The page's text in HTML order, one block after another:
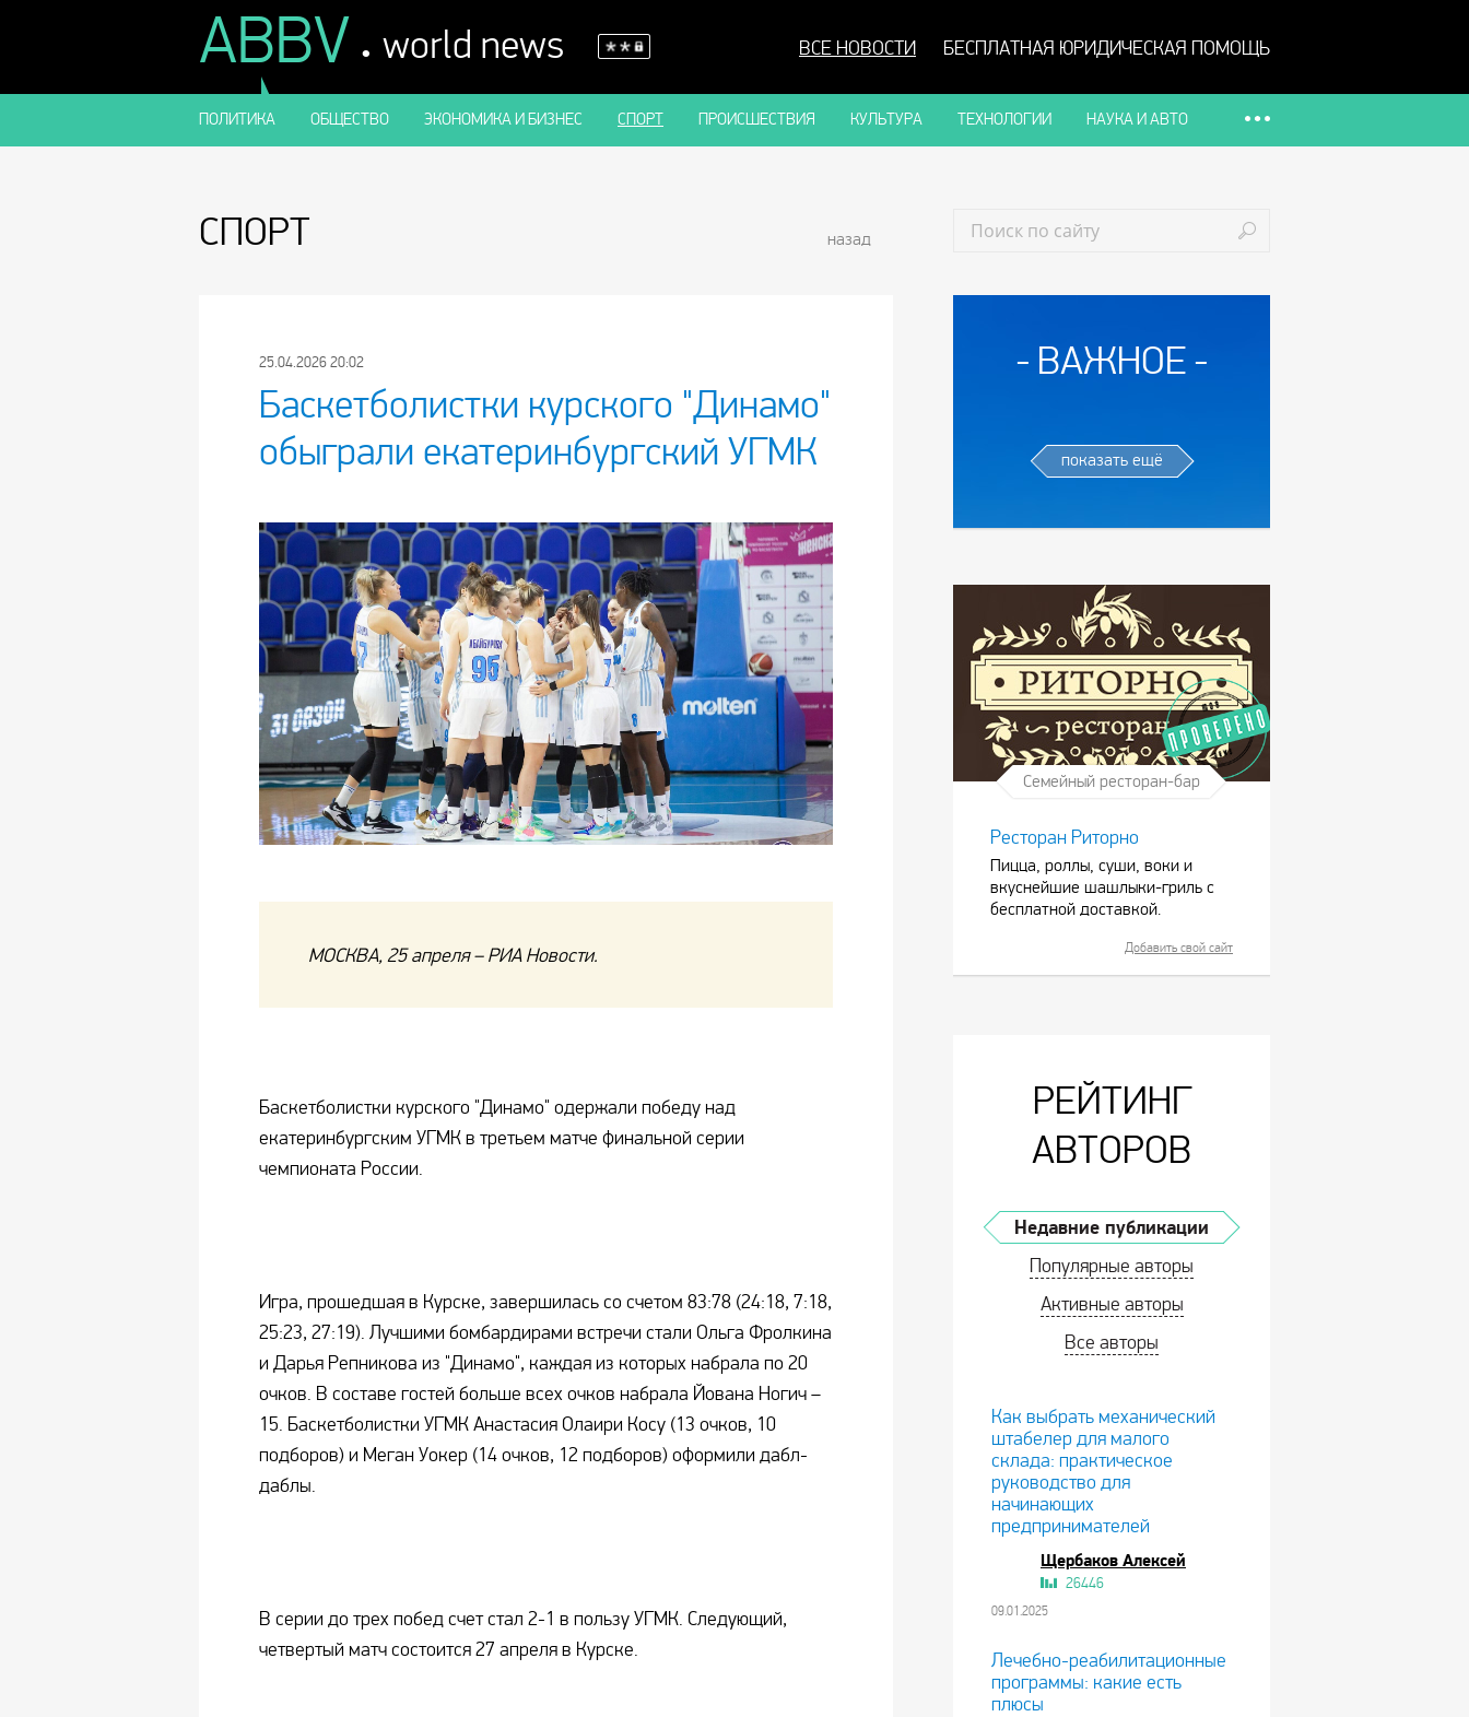
ABBV . world news ВСЕ НОВОСТИ БЕСПЛАТНАЯ ЮРИДИЧЕСКАЯ ПОМОЩЬ
ПОЛИТИКА ОБЩЕСТВО ЭКОНОМИКА И БИЗНЕС СПОРТ ПРОИСШЕСТВИЯ КУЛЬТУРА ТЕХНОЛОГИИ НАУКА И АВТО
ВАЖНОЕ
показать ещё
Семейный ресторан-бар
Ресторан Риторно
Пицца, роллы, суши, воки и
вкуснейшие шашлыки-гриль с
бесплатной доставкой.
Добавить свой сайт
РЕЙТИНГ
АВТОРОВ
Недавние публикации
Популярные авторы
Активные авторы
Все авторы
Как выбрать механический
штабелер для малого
склада: практическое
руководство для
начинающих
предпринимателей
Щербаков Алексей
26446
09.01.2025
Лечебно-реабилитационные
программы: какие есть
плюсы
СПОРТ назад
25.04.2026 20:02
Баскетболистки курского "Динамо"
обыграли екатеринбургский УГМК
МОСКВА, 25 апреля – РИА Новости.
Баскетболистки курского "Динамо" одержали победу над
екатеринбургским УГМК в третьем матче финальной серии
чемпионата России.
Игра, прошедшая в Курске, завершилась со счетом 83:78 (24:18, 7:18,
25:23, 27:19). Лучшими бомбардирами встречи стали Ольга Фролкина
и Дарья Репникова из "Динамо", каждая из которых набрала по 20
очков. В составе гостей больше всех очков набрала Йована Ногич –
15. Баскетболистки УГМК Анастасия Олаири Косу (13 очков, 10
подборов) и Меган Уокер (14 очков, 12 подборов) оформили дабл-
даблы.
В серии до трех побед счет стал 2-1 в пользу УГМК. Следующий,
четвертый матч состоится 27 апреля в Курске.